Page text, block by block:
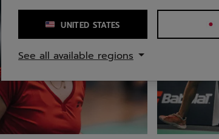
UNITED STATES
See all available regions